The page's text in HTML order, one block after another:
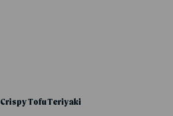
Crispy Tofu Teriyaki